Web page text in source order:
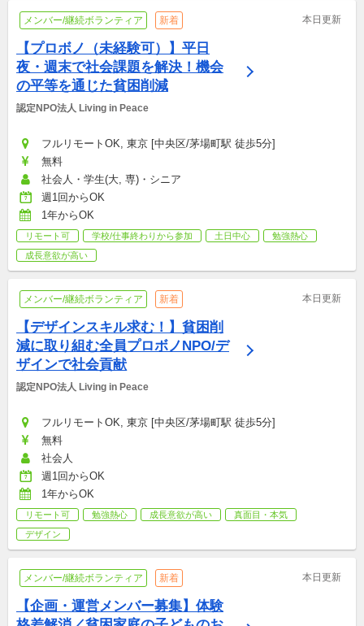
メンバー/継続ボランティア 新着 本日更新
【プロボノ（未経験可）】平日
夜・週末で社会課題を解決！機会
の平等を通じた貧困削減
認定NPO法人 Living in Peace
フルリモートOK, 東京 [中央区/茅場町駅 徒歩5分]
無料
社会人・学生(大, 専)・シニア
週1回からOK
1年からOK
リモート可 学校/仕事終わりから参加 土日中心
勉強熱心
成長意欲が高い
メンバー/継続ボランティア 新着 本日更新
【デザインスキル求む！】貧困削
減に取り組む全員プロボノNPO/デ
ザインで社会貢献
認定NPO法人 Living in Peace
フルリモートOK, 東京 [中央区/茅場町駅 徒歩5分]
無料
社会人
週1回からOK
1年からOK
リモート可 勉強熱心 成長意欲が高い
真面目・本気
デザイン
メンバー/継続ボランティア 新着 本日更新
【企画・運営メンバー募集】体験